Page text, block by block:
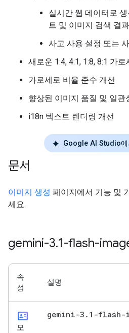
실시간 웹 데이터로
트 및 이미지 검색 결
사고 사용 설정 또는
새로운 1:4, 4:1, 1:8, 8:1 가
가로세로 비율 준수 개선
향상된 이미지 품질 및 일관
i18n 텍스트 렌더링 개선
Google AI Studio에
문서
이미지 생성 페이지에서 기능 및
세요.
gemini-3.1-flash-
속
성
설명
id_card
모
gemini-3 . 1-flash-